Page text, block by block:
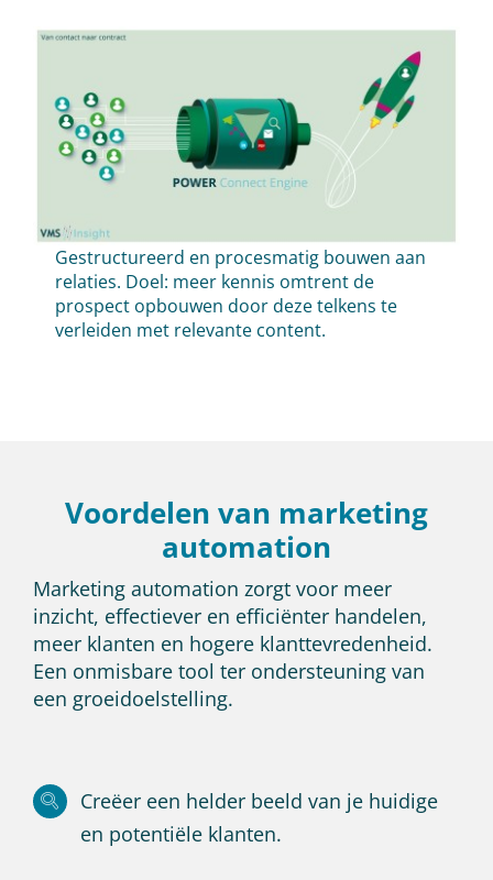
Gestructureerd en procesmatig bouwen aan
relaties. Doel: meer kennis omtrent de
prospect opbouwen door deze telkens te
verleiden met relevante content.
Voordelen van marketing
automation
Marketing automation zorgt voor meer
inzicht, effectiever en efficiënter handelen,
meer klanten en hogere klanttevredenheid.
Een onmisbare tool ter ondersteuning van
een groeidoelstelling.
Creëer een helder beeld van je huidige
en potentiële klanten.